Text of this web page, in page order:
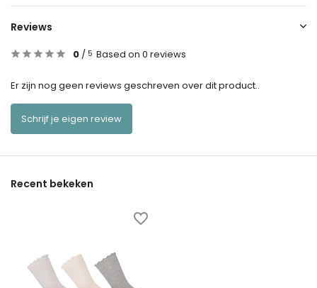
Reviews
0 / 5 Based on 0 reviews
Er zijn nog geen reviews geschreven over dit product..
Schrijf je eigen review
Recent bekeken